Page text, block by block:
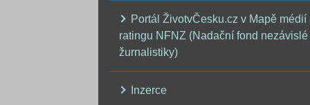
Portál ŽivotvČesku.cz v Mapě médií
ratingu NFNZ (Nadační fond nezávislé
žurnalistiky)
Inzerce